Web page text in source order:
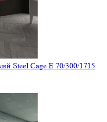
Steel Cage E 70/300/1715